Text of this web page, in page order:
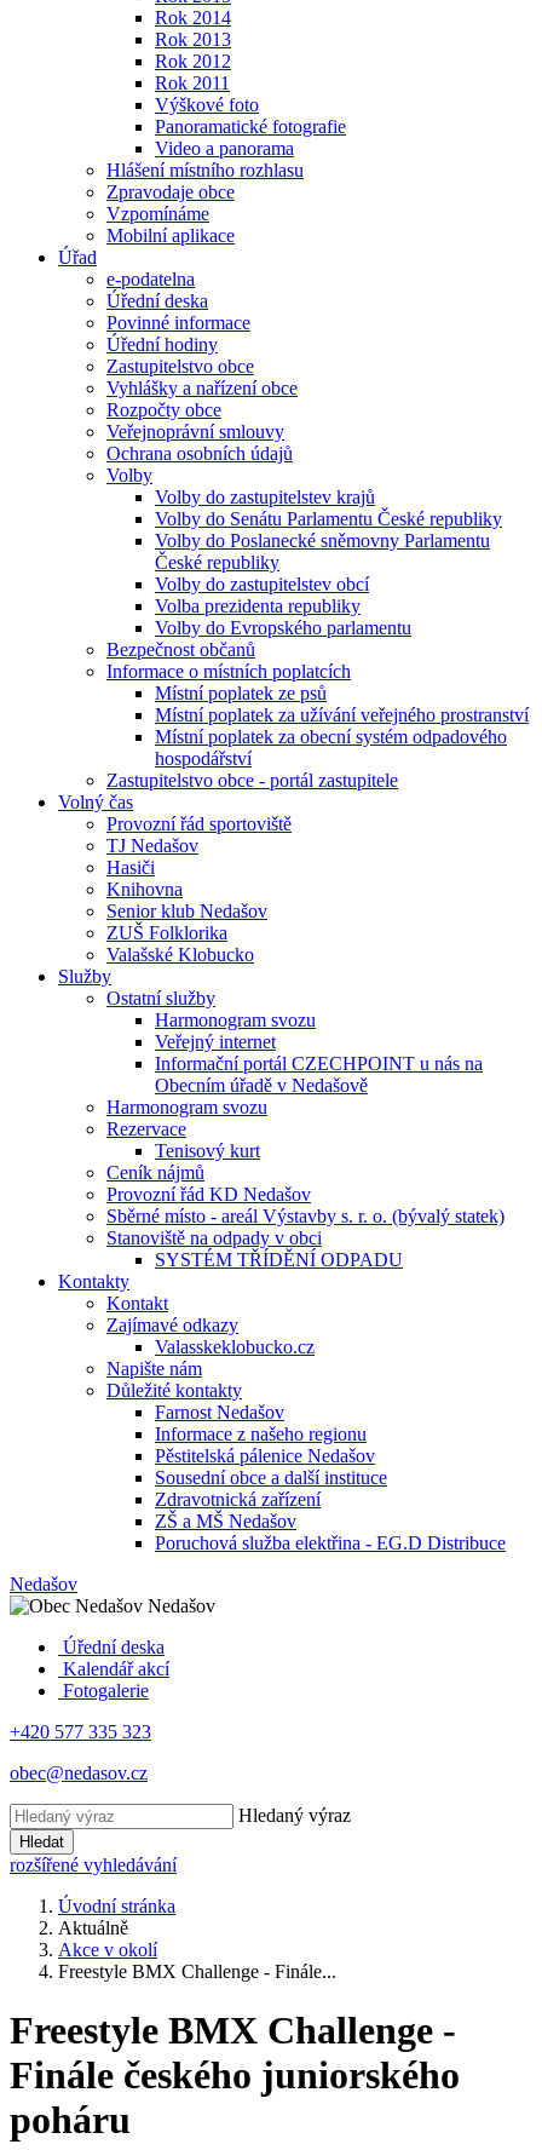
Rok 2014
Rok 2013
Rok 2012
Rok 2011
Výškové foto
Panoramatické fotografie
Video a panorama
Hlášení místního rozhlasu
Zpravodaje obce
Vzpomínáme
Mobilní aplikace
Úřad
e-podatelna
Úřední deska
Povinné informace
Úřední hodiny
Zastupitelstvo obce
Vyhlášky a nařízení obce
Rozpočty obce
Veřejnoprávní smlouvy
Ochrana osobních údajů
Volby
Volby do zastupitelstev krajů
Volby do Senátu Parlamentu České republiky
Volby do Poslanecké sněmovny Parlamentu
České republiky
Volby do zastupitelstev obcí
Volba prezidenta republiky
Volby do Evropského parlamentu
Bezpečnost občanů
Informace o místních poplatcích
Místní poplatek ze psů
Místní poplatek za užívání veřejného prostranství
Místní poplatek za obecní systém odpadového
hospodářství
Zastupitelstvo obce - portál zastupitele
Volný čas
Provozní řád sportoviště
TJ Nedašov
Hasiči
Knihovna
Senior klub Nedašov
ZUŠ Folklorika
Valašské Klobucko
Služby
Ostatní služby
Harmonogram svozu
Veřejný internet
Informační portál CZECHPOINT u nás na
Obecním úřadě v Nedašově
Harmonogram svozu
Rezervace
Tenisový kurt
Ceník nájmů
Provozní řád KD Nedašov
Sběrné místo - areál Výstavby s. r. o. (bývalý statek)
Stanoviště na odpady v obci
SYSTÉM TŘÍDĚNÍ ODPADU
Kontakty
Kontakt
Zajímavé odkazy
Valasskeklobucko.cz
Napište nám
Důležité kontakty
Farnost Nedašov
Informace z našeho regionu
Pěstitelská pálenice Nedašov
Sousední obce a další instituce
Zdravotnická zařízení
ZŠ a MŠ Nedašov
Poruchová služba elektřina - EG.D Distribuce
Nedašov
Nedašov
Úřední deska
Kalendář akcí
Fotogalerie
+420 577 335 323
obec@nedasov.cz
Hledaný výraz
Hledat
rozšířené vyhledávání
Úvodní stránka
Aktuálně
Akce v okolí
Freestyle BMX Challenge - Finále...
Freestyle BMX Challenge -
Finále českého juniorského
poháru